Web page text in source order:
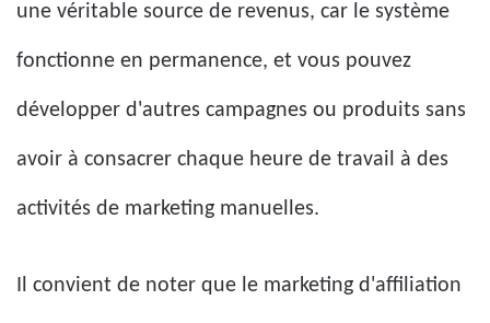
une véritable source de revenus, car le système
fonctionne en permanence, et vous pouvez
développer d'autres campagnes ou produits sans
avoir à consacrer chaque heure de travail à des
activités de marketing manuelles.
Il convient de noter que le marketing d'affiliation